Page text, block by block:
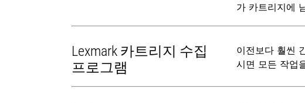
가 카트리지에
Lexmark 카트리지 수집
프로그램
이전보다 훨씬
시면 모든 작업